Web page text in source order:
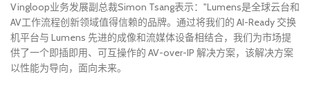
Vingloop业务发展副总裁Simon Tsang表示："Lumens是全球云台和
AV工作流程创新领域值得信赖的品牌。通过将我们的 AI-Ready 交换
机平台与 Lumens 先进的成像和流媒体设备相结合，我们为市场提
供了一个即插即用、可互操作的 AV-over-IP 解决方案，该解决方案
以性能为导向，面向未来。